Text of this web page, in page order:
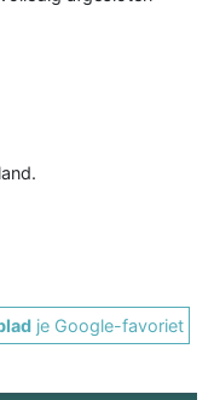
je Google-favoriet